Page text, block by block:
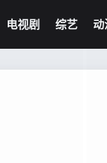
电视剧 综艺 动